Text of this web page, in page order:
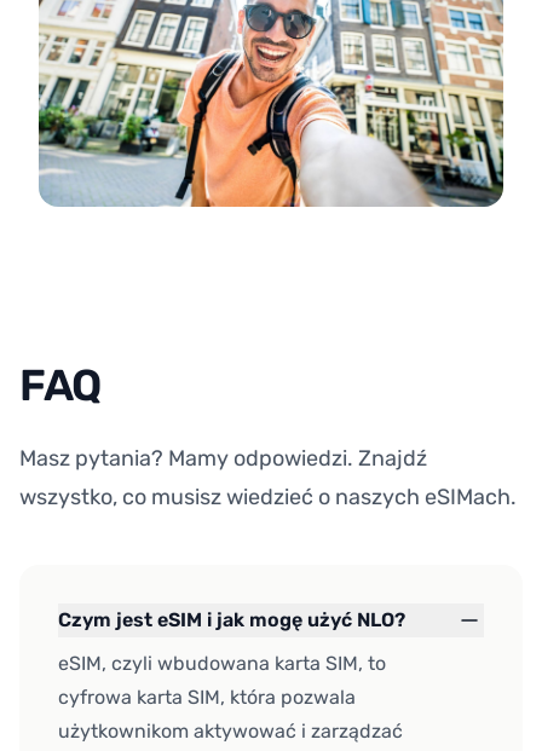
FAQ
Masz pytania? Mamy odpowiedzi. Znajdź
wszystko, co musisz wiedzieć o naszych eSIMach.
Czym jest eSIM i jak mogę użyć NLO?
eSIM, czyli wbudowana karta SIM, to
cyfrowa karta SIM, która pozwala
użytkownikom aktywować i zarządzać